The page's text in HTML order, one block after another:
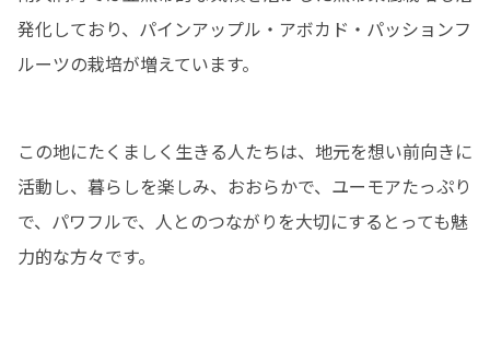
発化しており、パインアップル・アボカド・パッションフ
ルーツの栽培が増えています。
この地にたくましく生きる人たちは、地元を想い前向きに
活動し、暮らしを楽しみ、おおらかで、ユーモアたっぷり
で、パワフルで、人とのつながりを大切にするとっても魅
力的な方々です。